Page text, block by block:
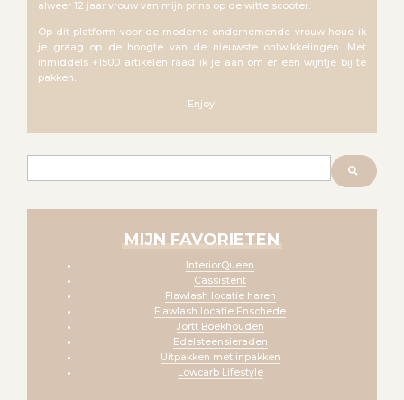
alweer 12 jaar vrouw van mijn prins op de witte scooter.
Op dit platform voor de moderne ondernemende vrouw houd ik
je graag op de hoogte van de nieuwste ontwikkelingen. Met
inmiddels +1500 artikelen raad ik je aan om er een wijntje bij te
pakken.
Enjoy!
MIJN FAVORIETEN
InteriorQueen
Cassistent
Flawlash locatie haren
Flawlash locatie Enschede
Jortt Boekhouden
Edelsteensieraden
Uitpakken met inpakken
Lowcarb Lifestyle